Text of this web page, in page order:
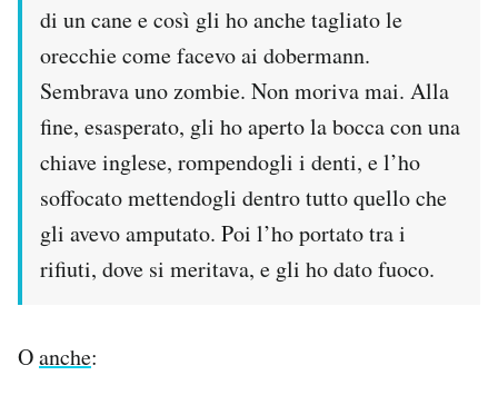
di un cane e così gli ho anche tagliato le
orecchie come facevo ai dobermann.
Sembrava uno zombie. Non moriva mai. Alla
fine, esasperato, gli ho aperto la bocca con una
chiave inglese, rompendogli i denti, e l’ho
soffocato mettendogli dentro tutto quello che
gli avevo amputato. Poi l’ho portato tra i
rifiuti, dove si meritava, e gli ho dato fuoco.
Oanche: